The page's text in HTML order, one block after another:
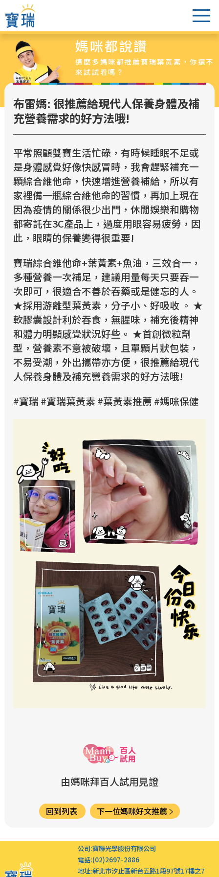
葉黃素怎麼選
醫生老實說
爸媽都說讚
葉黃素專區
最新活動
銷售據點
媽咪都說讚
這麼多媽咪都推薦寶瑞葉黃素，你還不
來試試看嗎？
布雷媽: 很推薦給現代人保養身體及補
充營養需求的好方法哦!
平常照顧雙寶生活忙碌，有時候睡眠不足或
是身體感覺好像快感冒時，我會趕緊補充一
顆綜合維他命，快速增進營養補給，所以有
家裡備一瓶綜合維他命的習慣，再加上現在
因為疫情的關係很少出門，休閒娛樂和購物
都寄託在3C產品上，過度用眼容易疲勞，因
此，眼睛的保養變得很重要!
寶瑞綜合維他命+葉黃素+魚油，三效合一，
多種營養一次補足，建議用量每天只要吞一
次即可，很適合不善於吞藥或是健忘的人。
★採用游離型葉黃素，分子小、好吸收 。 ★
軟膠囊設計利於吞食，無腥味，補充後精神
和體力明顯感覺狀況好些。 ★首創微粒劑
型，營養素不意被破壞，且單顆片狀包裝，
不易受潮，外出攜帶亦方便，很推薦給現代
人保養身體及補充營養需求的好方法哦!
#寶瑞 #寶瑞葉黃素 #葉黃素推薦 #媽咪保健
由媽咪拜百人試用見證
回到列表 下一位媽咪好文推薦
公司:寶聯光學股份有限公司
電話:(02)2697-2886
地址:新北市汐止區新台五路1段97號17樓之7